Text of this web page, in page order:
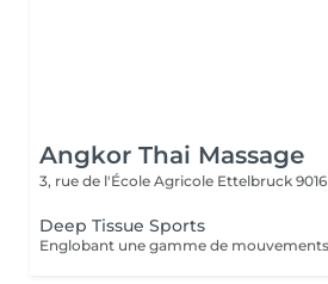
Angkor Thai Massage
3, rue de l'École Agricole Ettelbruck 9016
Deep Tissue Sports